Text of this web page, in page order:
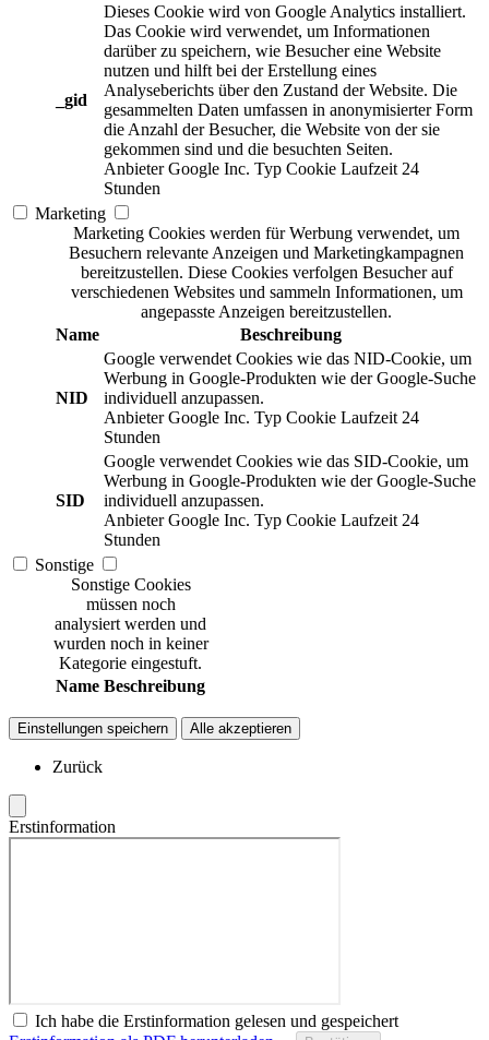
_gid
Dieses Cookie wird von Google Analytics installiert.
Das Cookie wird verwendet, um Informationen
darüber zu speichern, wie Besucher eine Website
nutzen und hilft bei der Erstellung eines
Analyseberichts über den Zustand der Website. Die
gesammelten Daten umfassen in anonymisierter Form
die Anzahl der Besucher, die Website von der sie
gekommen sind und die besuchten Seiten.
Anbieter Google Inc. Typ Cookie Laufzeit 24
Stunden
Marketing
Marketing Cookies werden für Werbung verwendet, um
Besuchern relevante Anzeigen und Marketingkampagnen
bereitzustellen. Diese Cookies verfolgen Besucher auf
verschiedenen Websites und sammeln Informationen, um
angepasste Anzeigen bereitzustellen.
Name
Beschreibung
NID
Google verwendet Cookies wie das NID-Cookie, um
Werbung in Google-Produkten wie der Google-Suche
individuell anzupassen.
Anbieter Google Inc. Typ Cookie Laufzeit 24
Stunden
SID
Google verwendet Cookies wie das SID-Cookie, um
Werbung in Google-Produkten wie der Google-Suche
individuell anzupassen.
Anbieter Google Inc. Typ Cookie Laufzeit 24
Stunden
Sonstige
Sonstige Cookies
müssen noch
analysiert werden und
wurden noch in keiner
Kategorie eingestuft.
Name Beschreibung
Einstellungen speichern Alle akzeptieren
Zurück
Erstinformation
Ich habe die Erstinformation gelesen und gespeichert